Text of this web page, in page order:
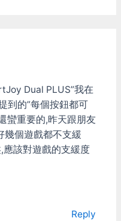
Dual PLUS”我在
到的”每個按鈕都可
蠻重要的,昨天跟朋友
幾個遊戲都不支緩
應該對遊戲的支緩度
Reply